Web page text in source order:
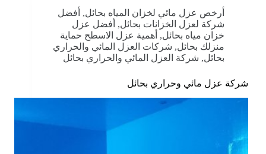
أرخص عزل مائي لخزان المياه بحائل, أفضل
شركة لعزل الخزانات بحائل, أفضل عزل
خزان مياه بحائل, أهمية عزل الاسطح حماية
منزلك بحائل, شركات العزل المائي والحراري
بحائل, شركة العزل المائي والحراري بحائل
شركة عزل مائي وحراري بحائل